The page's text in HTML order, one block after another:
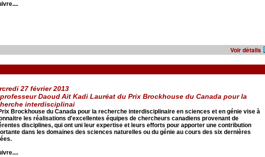
Voir détails
27 février 2013
Daoud Ait Kadi Lauréat du Prix Brockhouse du Canada pour la
interdisciplinai
Brockhouse du Canada pour la recherche interdisciplinaire en sciences et en génie vise à
les réalisations d'excellentes équipes de chercheurs canadiens provenant de
disciplines, qui ont uni leur expertise et leurs efforts pour apporter une contribution
dans les domaines des sciences naturelles ou du génie au cours des six dernières